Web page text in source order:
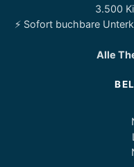
3.500
⚡ Sofort buchbare
Alle